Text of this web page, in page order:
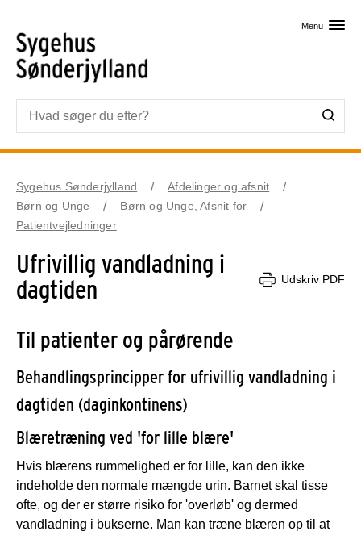
Menu
Sygehus Sønderjylland
Afdelinger og afsnit
Børn og Unge
Børn og Unge, Afsnit for
Patientvejledninger
Ufrivillig vandladning i
dagtiden
Udskriv PDF
Til patienter og pårørende
Behandlingsprincipper for ufrivillig vandladning i
dagtiden (daginkontinens)
Blæretræning ved 'for lille blære'
Hvis blærens rummelighed er for lille, kan den ikke
indeholde den normale mængde urin. Barnet skal tisse
ofte, og der er større risiko for 'overløb' og dermed
vandladning i bukserne. Man kan træne blæren op til at